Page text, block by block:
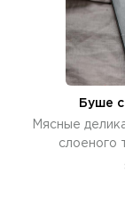
Буше
Мясные
слоеного